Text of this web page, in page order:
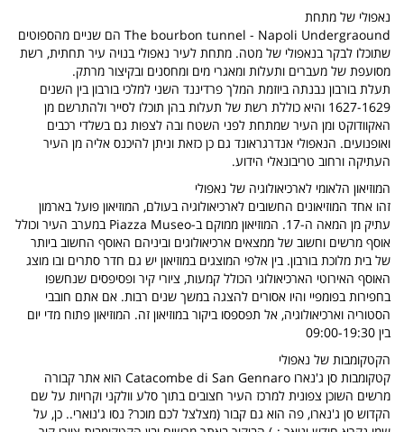
נאפולי של מתחת
The bourbon tunnel - Napoli Undergraound הם שניים מהספוטים
שתוכלו לבקר בנאפולי של מטה. מתחת לעיר נאפולי בנויה עיר תחתית, רשת
מסועפת של מעברים ותעלות ומאגרי מים ומחסנים ובקיצור מרתק.
תעלת בורבון נבנתה ביוזמת המלך פרדיננד השני למלכי בורבון בין השנים
1627-1629 והיא כוללת רשת של תעלות בהן תוכלו לסייר ולהתרשם מן
האקוודוקט ומן העיר שמתחת לפני השטח ובה לצפות גם בשלדי רכבים
ואופנועים. הנאפולי אנדרגראונד גם כן כזאת וניתן להיכנס אליה מן העיר
העתיקה ורחוב טריבונאלי הידוע.
המוזיאון הלאומי לארכיאולוגיה של נאפולי
זהו אחד המוזיאונים החשובים לארכיאולוגיה בעולם, המוזיאון פועל בארמון
עתיק מן המאה ה-17. המוזיאון ממוקם ב-Piazza Museo במערב העיר וכולל
אוסף מרשים וחשוב של ממצאים ארכיאולוגים וביניהם האוסף החשוב ביותר
של בית מלוכת בורבון. בין אלפי המוצגים במוזיאון יש גם חדר סתרים ובו מוצג
האוסף האירוטי הארכיאולוגי הכולל קמעות, ציורי קיר ופסיפסים שנחשפו
בחפירות בפומפיי והיו אסורים להצגה במשך שנים רבות. אם אתם חובבי
הסטוריה וארכיאולוגיה, אל תפספסו ביקור במוזיאון זה. המוזיאון פתוח מדי יום
בין 09:00-19:30
הקטקומבות של נאפולי
קטקומבות סן ג'נארו Catacombe di San Gennaro הוא אתר קבורה
מרשים השוכן צפונית למרכז העיר חצובים בתוך סלע וולקני וקרויות על שם
הקדוש סן ג'נארו, פה הוא גם קבור (מצלצל לכם מוכר? נסו ג'נוארי.. כן, על